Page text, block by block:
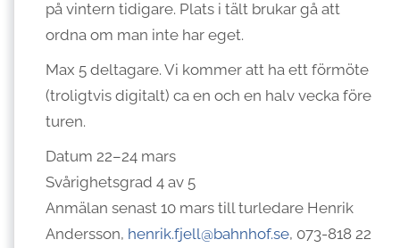
på vintern tidigare. Plats i tält brukar gå att
ordna om man inte har eget.
Max 5 deltagare. Vi kommer att ha ett förmöte
(troligtvis digitalt) ca en och en halv vecka före
turen.
Datum 22–24 mars
Svårighetsgrad 4 av 5
Anmälan senast 10 mars till turledare Henrik
Andersson, henrik.fjell@bahnhof.se, 073-818 22